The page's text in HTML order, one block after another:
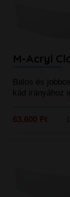
M-Acryl
Balos és
kád irányához
63.600 Ft